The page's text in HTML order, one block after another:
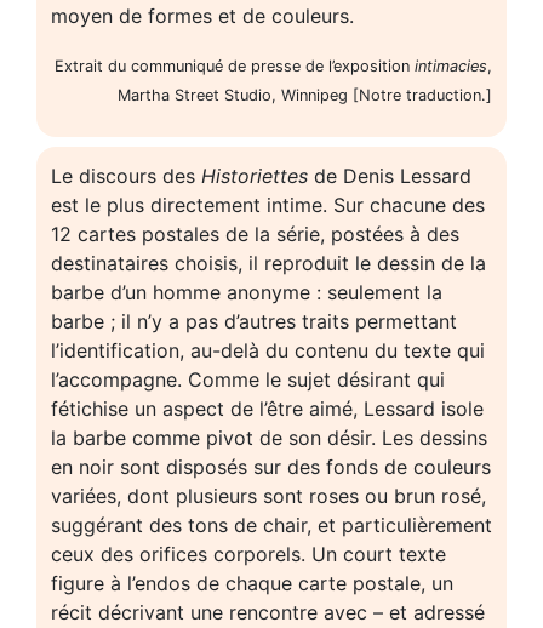
moyen de formes et de couleurs.
Extrait du communiqué de presse de l’exposition intimacies,
Martha Street Studio, Winnipeg [Notre traduction.]
Le discours des Historiettes de Denis Lessard
est le plus directement intime. Sur chacune des
12 cartes postales de la série, postées à des
destinataires choisis, il reproduit le dessin de la
barbe d’un homme anonyme : seulement la
barbe ; il n’y a pas d’autres traits permettant
l’identification, au-delà du contenu du texte qui
l’accompagne. Comme le sujet désirant qui
fétichise un aspect de l’être aimé, Lessard isole
la barbe comme pivot de son désir. Les dessins
en noir sont disposés sur des fonds de couleurs
variées, dont plusieurs sont roses ou brun rosé,
suggérant des tons de chair, et particulièrement
ceux des orifices corporels. Un court texte
figure à l’endos de chaque carte postale, un
récit décrivant une rencontre avec – et adressé